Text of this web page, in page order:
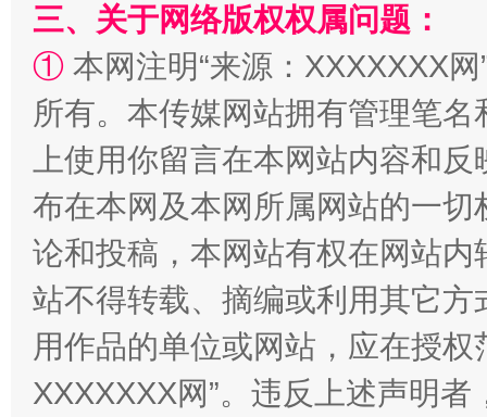
阿坝州三大球赛在茂县开幕
国家大学科技园优化重塑工作
三、关于网络版权权属问题：
① 本网注明“来源：XXXXXXX
所有。本传媒网站拥有管理笔
上使用你留言在本网站内容和
布在本网及本网所属网站的一
论和投稿，本网站有权在网站
站不得转载、摘编或利用其它
用作品的单位或网站，应在授
XXXXXXX网”。违反上述声明